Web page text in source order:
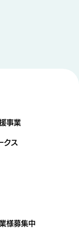
事業
クス
様募集中